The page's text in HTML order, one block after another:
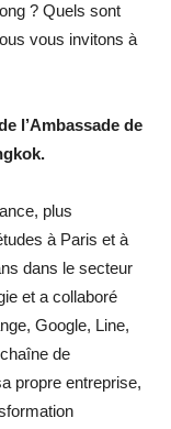
? Quels sont
vous invitons à
l’Ambassade de
plus
à Paris et à
dans le secteur
et a collaboré
Google, Line,
de
propre entreprise,